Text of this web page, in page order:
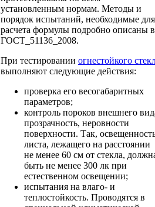
установленным нормам. Методы и
порядок испытаний, необходимые для
расчета формулы подробно описаны в
ГОСТ_51136_2008.
При тестировании огнестойкого
выполняют следующие действия:
проверка его весогабаритных
параметров;
контроль пороков внешнего
прозрачность, неровности
поверхности. Так,
листа, лежащего на расстоянии
не менее 60 см от стекла,
быть не менее 300 лк при
естественном освещении;
испытания на влаго- и
теплостойкость. Проводятся в